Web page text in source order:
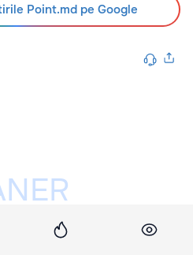
Point.md pe Google